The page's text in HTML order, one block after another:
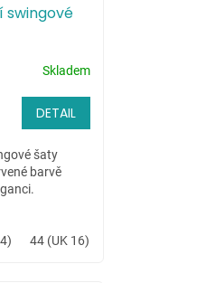
swingové
Skladem
DETAIL
šaty
barvě
44 (UK 16)